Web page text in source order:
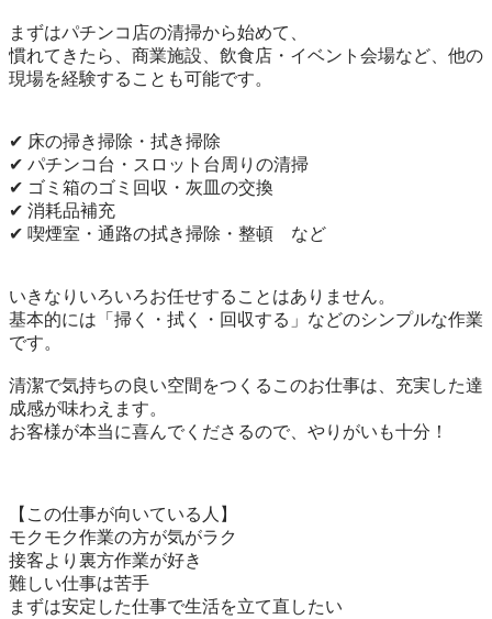
まずはパチンコ店の清掃から始めて、
慣れてきたら、商業施設、飲食店・イベント会場など、他の
現場を経験することも可能です。
✔ 床の掃き掃除・拭き掃除
✔ パチンコ台・スロット台周りの清掃
✔ ゴミ箱のゴミ回収・灰皿の交換
✔ 消耗品補充
✔ 喫煙室・通路の拭き掃除・整頓　など
いきなりいろいろお任せすることはありません。
基本的には「掃く・拭く・回収する」などのシンプルな作業
です。
清潔で気持ちの良い空間をつくるこのお仕事は、充実した達
成感が味わえます。
お客様が本当に喜んでくださるので、やりがいも十分！
【この仕事が向いている人】
モクモク作業の方が気がラク
接客より裏方作業が好き
難しい仕事は苦手
まずは安定した仕事で生活を立て直したい